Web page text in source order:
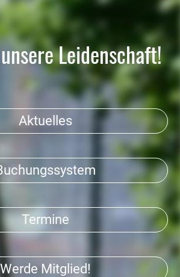
Leidenschaft!
Aktuelles
Termine
Werde Mitglied!